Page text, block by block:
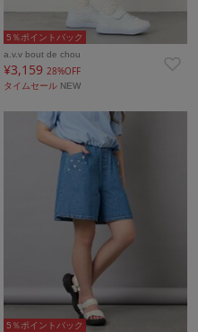
5％ポイントバック
a.v.v bout de chou
¥3,15928%OFF
タイムセール NEW
5％ポイントバック